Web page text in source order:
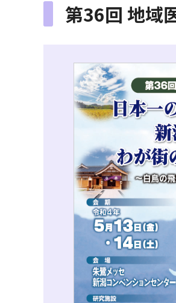
第36回 地域